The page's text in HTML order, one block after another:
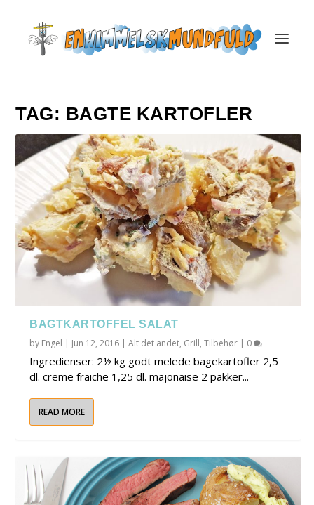
TAG: BAGTE KARTOFLER
BAGTKARTOFFEL SALAT
by Engel | Jun 12, 2016 |Alt det andet, Grill,Tilbehør | 0
Ingredienser: 2½ kg godt melede bagekartofler 2,5
dl. creme fraiche 1,25 dl. majonaise 2 pakker...
READ MORE